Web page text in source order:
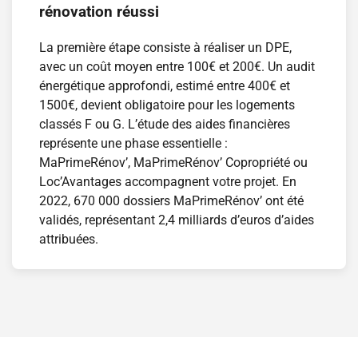
rénovation réussi
La première étape consiste à réaliser un DPE,
avec un coût moyen entre 100€ et 200€. Un audit
énergétique approfondi, estimé entre 400€ et
1500€, devient obligatoire pour les logements
classés F ou G. L’étude des aides financières
représente une phase essentielle :
MaPrimeRénov’, MaPrimeRénov’ Copropriété ou
Loc’Avantages accompagnent votre projet. En
2022, 670 000 dossiers MaPrimeRénov’ ont été
validés, représentant 2,4 milliards d’euros d’aides
attribuées.